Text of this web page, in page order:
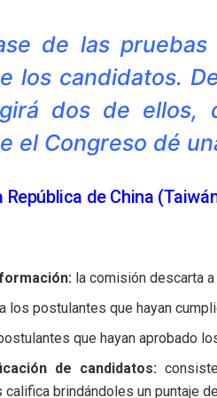
de las
los candidatos.
dos de ellos,
el Congreso dé
de China
la comisión descarta
los postulantes que hayan
que hayan aprobado
de candidatos:
brindándoles un puntaje